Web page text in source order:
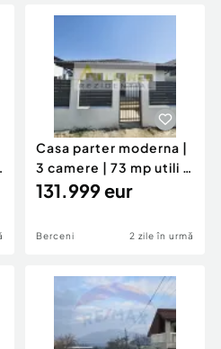
profesionale
Casa parter moderna |
3 camere | 73 mp utili |
Teren 300 mp
131.999 eur
Berceni 2 zile în urmă